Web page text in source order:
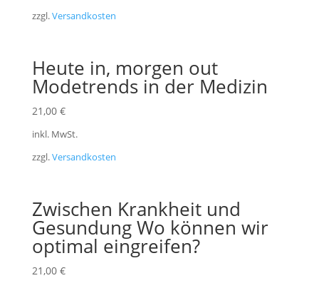
zzgl.Versandkosten
Heute in, morgen out
Modetrends in der Medizin
21,00 €
inkl. MwSt.
zzgl.Versandkosten
Zwischen Krankheit und
Gesundung Wo können wir
optimal eingreifen?
21,00 €